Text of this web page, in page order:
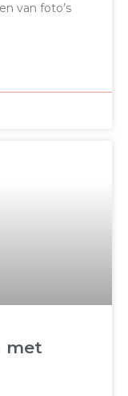
van foto’s
met